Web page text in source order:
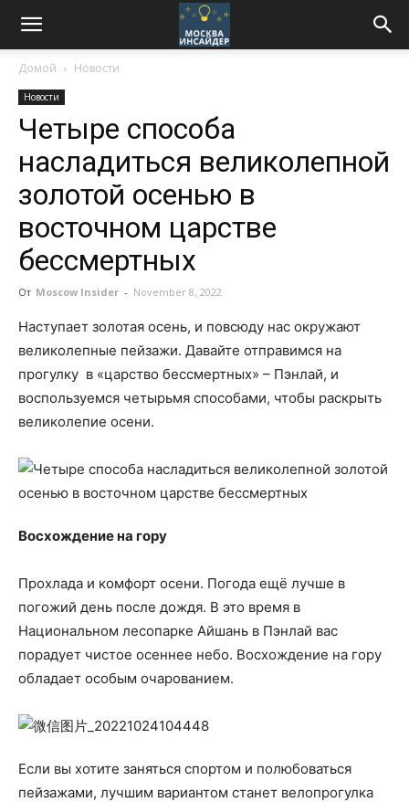
Домой Новости
Новости
Четыре способа
насладиться великолепной
золотой осенью в
восточном царстве
бессмертных
От Moscow Insider - November 8, 2022
Наступает золотая осень, и повсюду нас окружают
великолепные пейзажи. Давайте отправимся на
прогулку в «царство бессмертных» – Пэнлай, и
воспользуемся четырьмя способами, чтобы раскрыть
великолепие осени.
Восхождение на гору
Прохлада и комфорт осени. Погода ещё лучше в
погожий день после дождя. В это время в
Национальном лесопарке Айшань в Пэнлай вас
порадует чистое осеннее небо. Восхождение на гору
обладает особым очарованием.
Если вы хотите заняться спортом и полюбоваться
пейзажами, лучшим вариантом станет велопрогулка